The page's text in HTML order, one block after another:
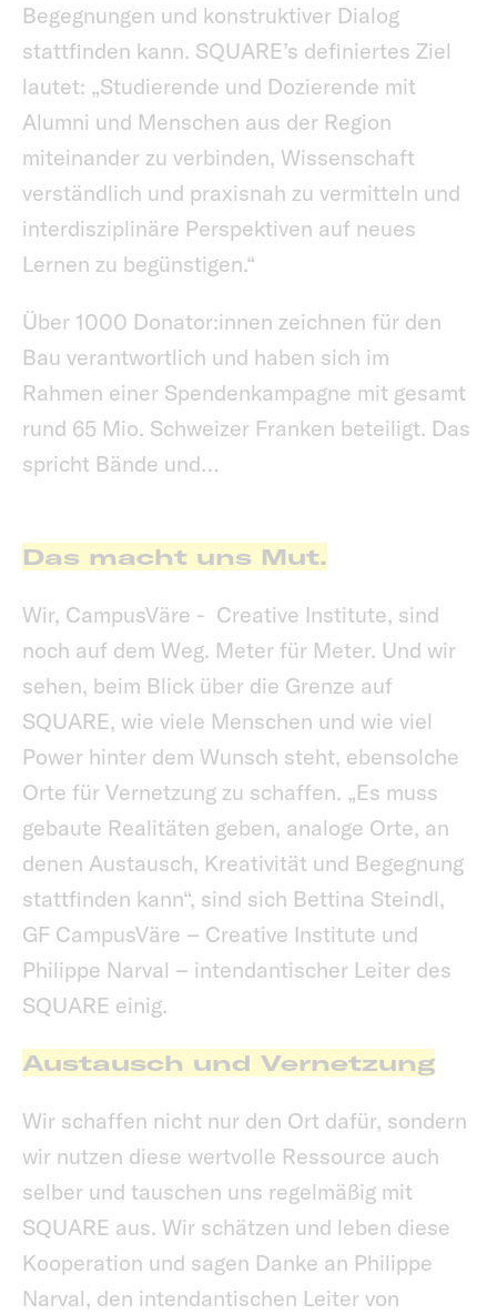
Begegnungen und konstruktiver Dialog
stattfinden kann. SQUARE’s definiertes Ziel
lautet: „Studierende und Dozierende mit
Alumni und Menschen aus der Region
miteinander zu verbinden, Wissenschaft
verständlich und praxisnah zu vermitteln und
interdisziplinäre Perspektiven auf neues
Lernen zu begünstigen.“
Über 1000 Donator:innen zeichnen für den
Bau verantwortlich und haben sich im
Rahmen einer Spendenkampagne mit gesamt
rund 65 Mio. Schweizer Franken beteiligt. Das
spricht Bände und…
Das macht uns Mut.
Wir, CampusVäre - Creative Institute, sind
noch auf dem Weg. Meter für Meter. Und wir
sehen, beim Blick über die Grenze auf
SQUARE, wie viele Menschen und wie viel
Power hinter dem Wunsch steht, ebensolche
Orte für Vernetzung zu schaffen. „Es muss
gebaute Realitäten geben, analoge Orte, an
denen Austausch, Kreativität und Begegnung
stattfinden kann“, sind sich Bettina Steindl,
GF CampusVäre – Creative Institute und
Philippe Narval – intendantischer Leiter des
SQUARE einig.
Austausch und Vernetzung
Wir schaffen nicht nur den Ort dafür, sondern
wir nutzen diese wertvolle Ressource auch
selber und tauschen uns regelmäßig mit
SQUARE aus. Wir schätzen und leben diese
Kooperation und sagen Danke an Philippe
Narval, den intendantischen Leiter von